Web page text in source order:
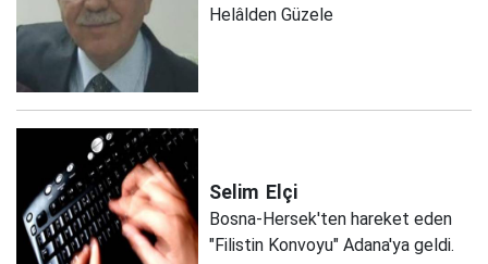
Helâlden Güzele
Selim Elçi
Bosna-Hersek'ten hareket eden
"Filistin Konvoyu" Adana'ya geldi.